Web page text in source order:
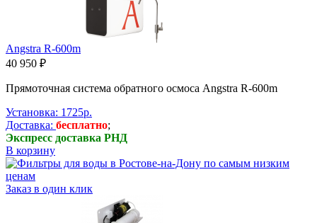
Angstra R-600m
40 950 ₽
Прямоточная система обратного осмоса Angstra R-600m
Установка: 1725р.
Доставка: бесплатно;
Экспресс доставка РНД
В корзину
Заказ в один клик